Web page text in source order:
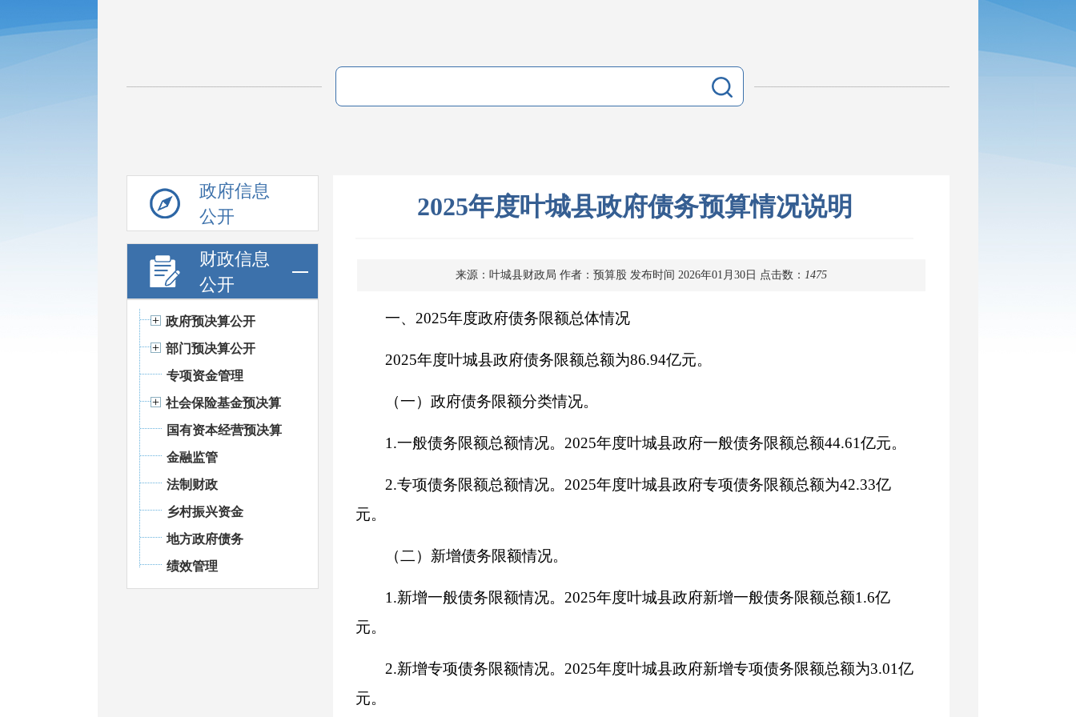
政府信息
公开
财政信息
公开
政府预决算公开
部门预决算公开
专项资金管理
社会保险基金预决算
国有资本经营预决算
金融监管
法制财政
乡村振兴资金
地方政府债务
绩效管理
2025年度叶城县政府债务预算情况说明
来源：叶城县财政局 作者：预算股 发布时间 2026年01月30日 点击数： 1475
一、2025年度政府债务限额总体情况
2025年度叶城县政府债务限额总额为86.94亿元。
（一）政府债务限额分类情况。
1.一般债务限额总额情况。2025年度叶城县政府一般债务限额总额44.61亿元。
2.专项债务限额总额情况。2025年度叶城县政府专项债务限额总额为42.33亿
元。
（二）新增债务限额情况。
1.新增一般债务限额情况。2025年度叶城县政府新增一般债务限额总额1.6亿
元。
2.新增专项债务限额情况。2025年度叶城县政府新增专项债务限额总额为3.01亿
元。